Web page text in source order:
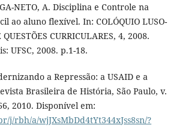
NETO, A. Disciplina e Controle na
ao aluno flexível. In: COLÓQUIO LUSO-
CURRICULARES, 4, 2008.
UFSC, 2008. p.1-18.
a Repressão: a USAID e a
Brasileira de História, São Paulo, v.
2010. Disponível em:
j/rbh/a/wjJXsMbDd4tYt344xJss8sn/?